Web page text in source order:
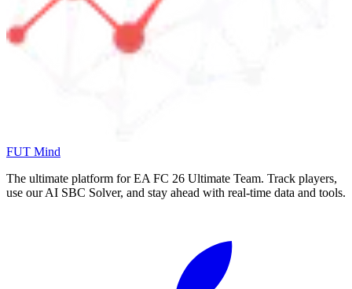
FUT Mind
The ultimate platform for EA FC 26 Ultimate Team. Track players,
use our AI SBC Solver, and stay ahead with real-time data and tools.